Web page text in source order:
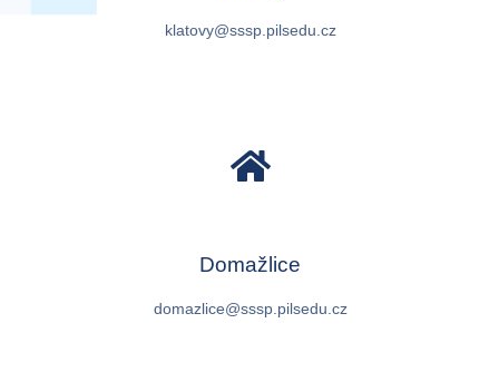
klatovy@sssp.pilsedu.cz
Domažlice
domazlice@sssp.pilsedu.cz